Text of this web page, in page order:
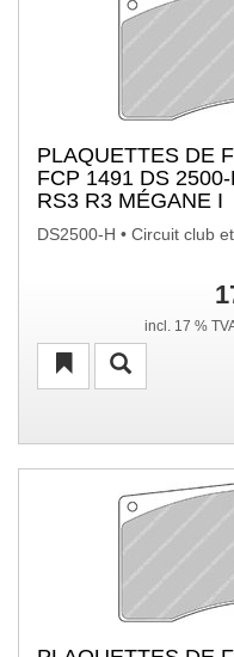
PLAQUETTES DE
FCP 1491 DS
RS3 R3 MÉGANE I
DS2500-H • Circuit club
incl. 17 %